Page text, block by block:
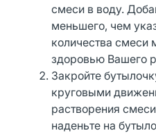
смеси в воду.
меньшего, чем
количества смеси
здоровью Вашего
Закройте
круговыми
растворения
наденьте на